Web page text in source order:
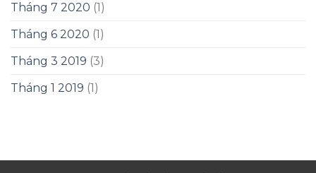
Tháng 7 2020 (1)
Tháng 6 2020 (1)
Tháng 3 2019 (3)
Tháng 1 2019 (1)